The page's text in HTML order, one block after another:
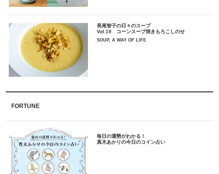
長尾智子の日々のスープ
Vol.19 コーンスープ焼きもろこしのせ
SOUP, A WAY OF LIFE
FORTUNE
毎日の運勢がわかる！